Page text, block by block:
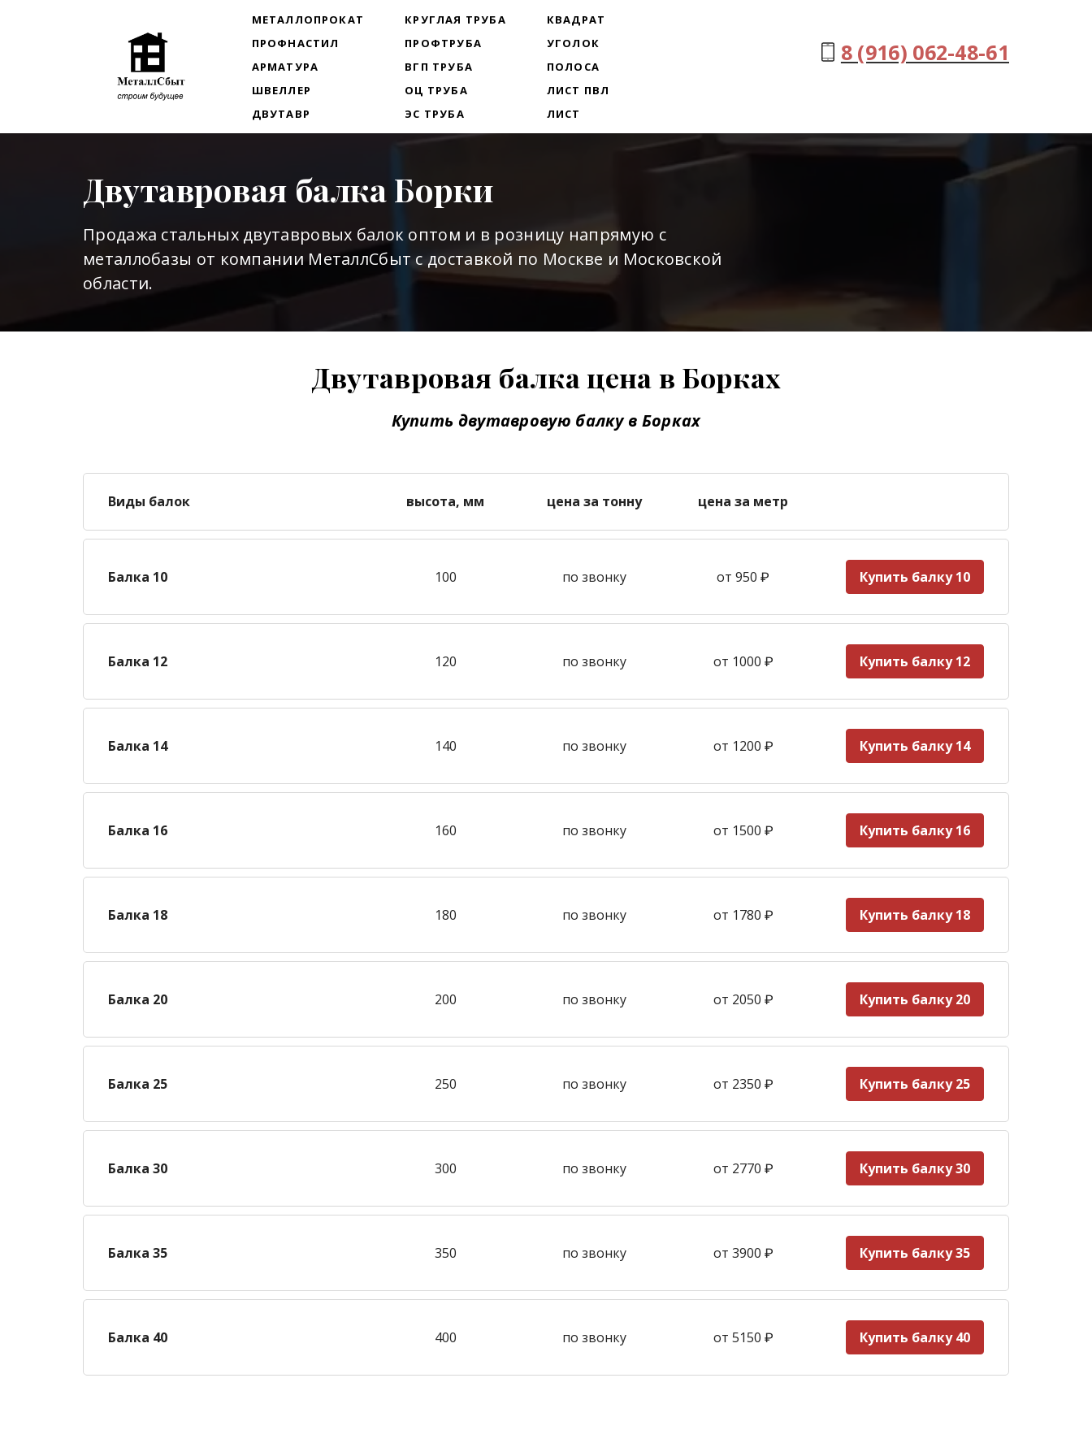
МЕТАЛЛОПРОКАТ
ПРОФНАСТИЛ
АРМАТУРА
ШВЕЛЛЕР
ДВУТАВР
КРУГЛАЯ ТРУБА
ПРОФТРУБА
ВГП ТРУБА
ОЦ ТРУБА
ЭС ТРУБА
КВАДРАТ
УГОЛОК
ПОЛОСА
ЛИСТ ПВЛ
ЛИСТ
8 (916) 062-48-61
Двутавровая балка Борки
Продажа стальных двутавровых балок оптом и в розницу напрямую с
металлобазы от компании МеталлСбыт с доставкой по Москве и Московской
области.
Двутавровая балка цена в Борках
Купить двутавровую балку в Борках
Виды балок высота, мм цена за тонну цена за метр
Балка 10 100 по звонку от 950 ₽ Купить балку 10
Балка 12 120 по звонку от 1000 ₽ Купить балку 12
Балка 14 140 по звонку от 1200 ₽ Купить балку 14
Балка 16 160 по звонку от 1500 ₽ Купить балку 16
Балка 18 180 по звонку от 1780 ₽ Купить балку 18
Балка 20 200 по звонку от 2050 ₽ Купить балку 20
Балка 25 250 по звонку от 2350 ₽ Купить балку 25
Балка 30 300 по звонку от 2770 ₽ Купить балку 30
Балка 35 350 по звонку от 3900 ₽ Купить балку 35
Балка 40 400 по звонку от 5150 ₽ Купить балку 40